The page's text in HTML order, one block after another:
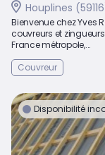
Houplines
Bienvenue chez Yves
couvreurs et
France métropole,...
Couvreur
Disponibilité